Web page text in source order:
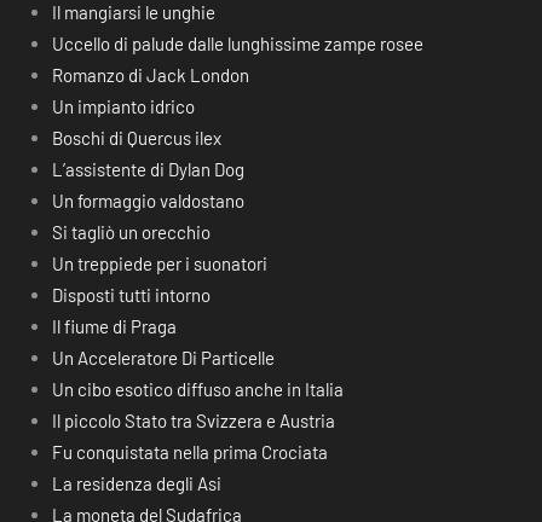
Il mangiarsi le unghie
Uccello di palude dalle lunghissime zampe rosee
Romanzo di Jack London
Un impianto idrico
Boschi di Quercus ilex
L’assistente di Dylan Dog
Un formaggio valdostano
Si tagliò un orecchio
Un treppiede per i suonatori
Disposti tutti intorno
Il fiume di Praga
Un Acceleratore Di Particelle
Un cibo esotico diffuso anche in Italia
Il piccolo Stato tra Svizzera e Austria
Fu conquistata nella prima Crociata
La residenza degli Asi
La moneta del Sudafrica